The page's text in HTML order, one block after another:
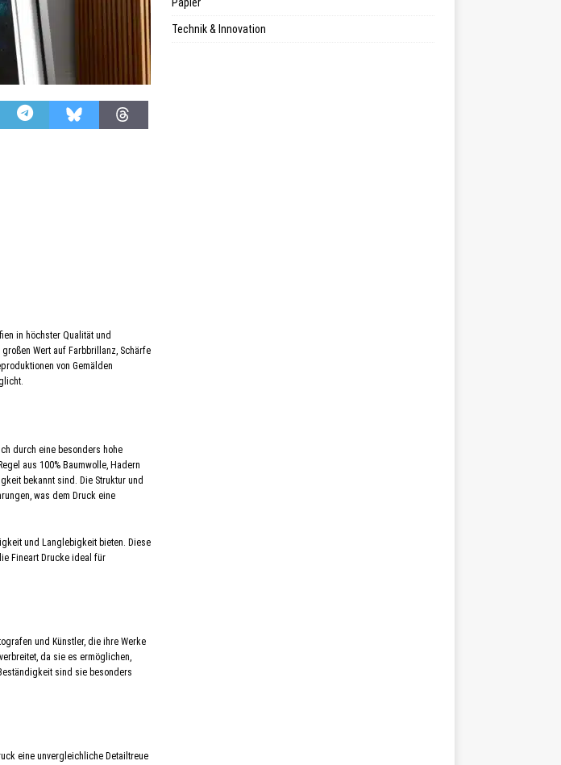
in höchster Qualität und
Wert auf Farbbrillanz, Schärfe
von Gemälden
durch eine besonders hohe
aus 100% Baumwolle, Hadern
bekannt sind. Die Struktur und
was dem Druck eine
und Langlebigkeit bieten. Diese
Fineart Drucke ideal für
und Künstler, die ihre Werke
da sie es ermöglichen,
sind sie besonders
eine unvergleichliche Detailtreue
Technik & Innovation